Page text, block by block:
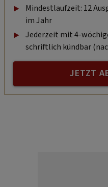
Mindestlaufzeit: 12
im Jahr
Jederzeit mit 4-
schriftlich kündbar
JETZT